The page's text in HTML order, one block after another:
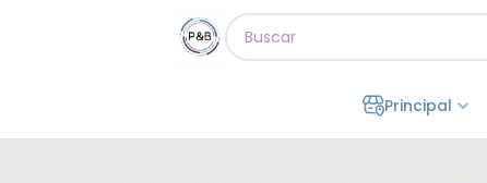
Principal